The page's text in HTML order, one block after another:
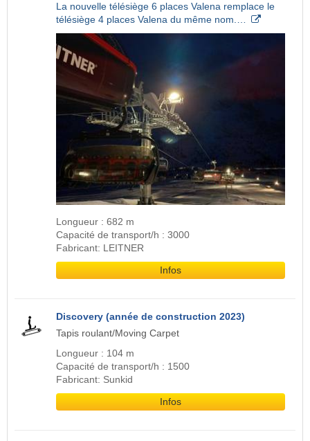
La nouvelle télésiège 6 places Valena remplace le
télésiège 4 places Valena du même nom.…
Longueur : 682 m
Capacité de transport/h : 3000
Fabricant: LEITNER
Infos
Discovery (année de construction 2023)
Tapis roulant/Moving Carpet
Longueur : 104 m
Capacité de transport/h : 1500
Fabricant: Sunkid
Infos